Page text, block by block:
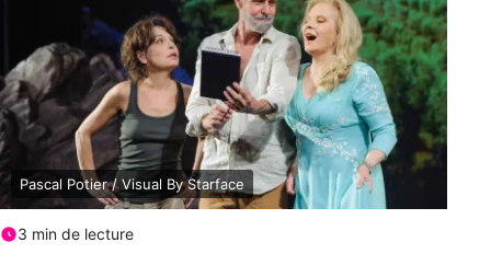
Pascal Potier / Visual By Starface
3 min de lecture